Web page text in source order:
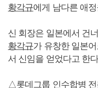
황각규에게 남다른 애
신 회장은 일본에서 건
황각규가 유창한 일본
서 신임을 얻었다고 한
△롯데그룹 인수합병